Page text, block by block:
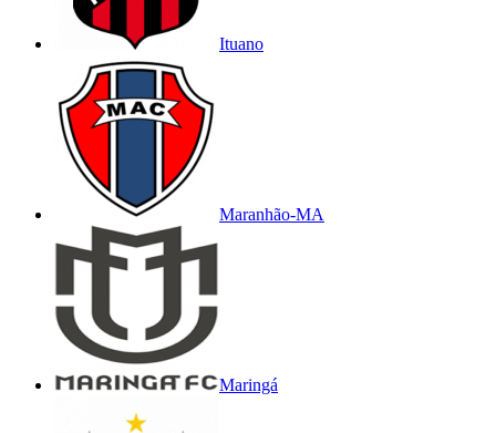
Ituano
Maranhão-MA
Maringá